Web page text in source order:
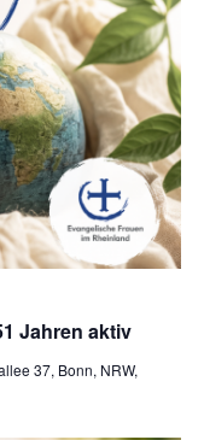
Jahren aktiv
37, Bonn, NRW,